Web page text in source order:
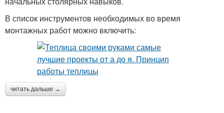
В список инструментов необходимых во время
монтажных работ можно включить:
читать дальше →